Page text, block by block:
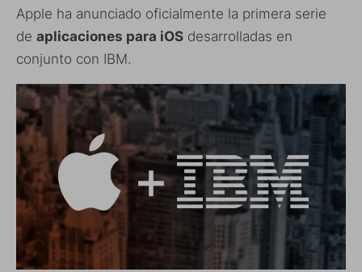
Apple ha anunciado oficialmente la primera serie
de aplicaciones para iOS desarrolladas en
conjunto con IBM.